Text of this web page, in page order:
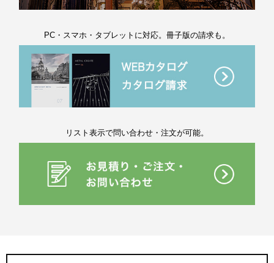
PC・スマホ・タブレットに対応。冊子版の請求も。
リスト表示で問い合わせ・注文が可能。